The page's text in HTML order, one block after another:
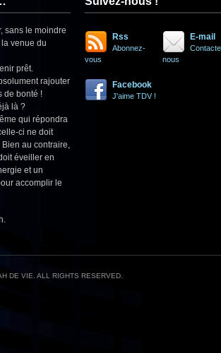
sans le moindre
venue du
prêt.
rajouter
de bonté !
là ?
qui répondra
ci ne doit
au contraire,
éveiller en
et un
accomplir le
Rss
Abonnez-
vous
E-mail
nous
Facebook
J'aime TDV !
DE VIE. ALL RIGHTS RESERVED.